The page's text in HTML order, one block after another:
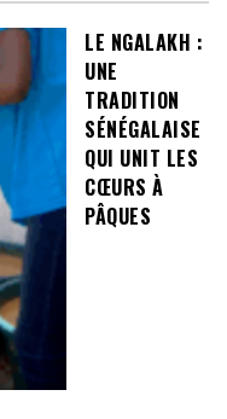
LE NGALAKH :
UNE
TRADITION
SÉNÉGALAISE
QUI UNIT LES
CŒURS À
PÂQUES